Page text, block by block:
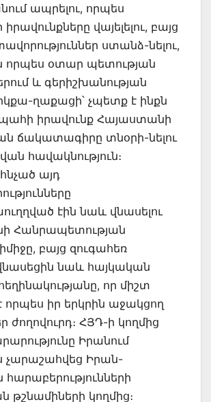
ապրելու, որպես
վայելելու, բայց
ստանձ-նելու,
որպես օտար պետության
և գերիշխանության
ղաքացի՝ չպետք է ինքն
իրավունք Հայաստանի
ճակատագիրը տնօրի-նելու
հավակնություն։
այդ
էին նաև վնասելու
Հանրապետության
բայց զուգահեռ
նաև հայկական
որ միշտ
որպես իր երկրին աջակցող
ժողովուրդ։ ՀՅԴ-ի կողմից
Իրանում
չարաշահվեց Իրան-
թշնամիների կողմից։